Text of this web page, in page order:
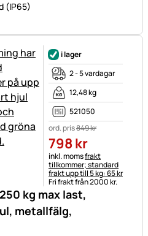
(IP65)
kg max last,
metallfälg,
i lager
2 - 5 vardagar
12,48 kg
521050
ord. pris849kr
798kr
Skatteinformation:
inkl. momsfrakt
tillkommer; standard
frakt upp till 5 kg: 65 kr
Fri frakt från 2000 kr.